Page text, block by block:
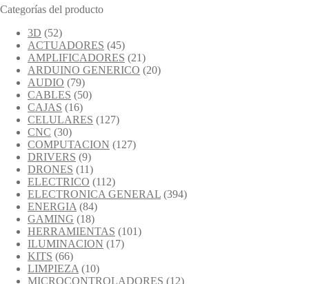
Categorías del producto
3D (52)
ACTUADORES (45)
AMPLIFICADORES (21)
ARDUINO GENERICO (20)
AUDIO (79)
CABLES (50)
CAJAS (16)
CELULARES (127)
CNC (30)
COMPUTACION (127)
DRIVERS (9)
DRONES (11)
ELECTRICO (112)
ELECTRONICA GENERAL (394)
ENERGIA (84)
GAMING (18)
HERRAMIENTAS (101)
ILUMINACION (17)
KITS (66)
LIMPIEZA (10)
MICROCONTROLADORES (12)